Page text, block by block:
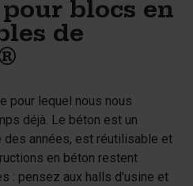
blocs en
de
pour lequel nous nous
déjà. Le béton est un
des années, est réutilisable et
en béton restent
: pensez aux halls d'usine et